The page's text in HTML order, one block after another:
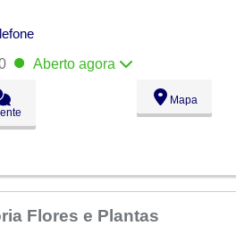
Aberto agora
Mapa
Flores e Plantas